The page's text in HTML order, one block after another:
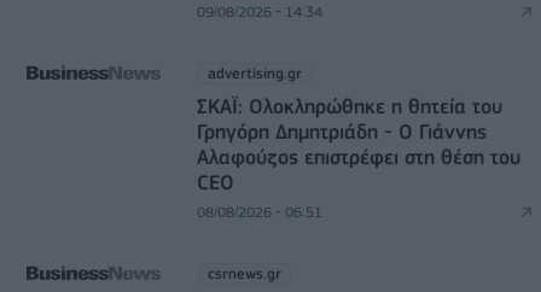
09/08/2026 - 14:34
advertising.gr
ΣΚΑΪ: Ολοκληρώθηκε η θητεία του
Γρηγόρη Δημητριάδη - Ο Γιάννης
Αλαφούζος επιστρέφει στη θέση του
CEO
08/08/2026 - 06:51
csrnews.gr